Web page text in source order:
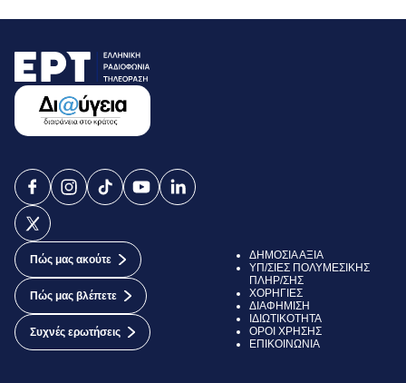
Πώς μας ακούτε
Πώς μας βλέπετε
Συχνές ερωτήσεις
ΔΗΜΟΣΙΑ ΑΞΙΑ
ΥΠ/ΣΙΕΣ ΠΟΛΥΜΕΣΙΚΗΣ
ΠΛΗΡ/ΣΗΣ
ΧΟΡΗΓΙΕΣ
ΔΙΑΦΗΜΙΣΗ
ΙΔΙΩΤΙΚΟΤΗΤΑ
ΟΡΟΙ ΧΡΗΣΗΣ
ΕΠΙΚΟΙΝΩΝΙΑ